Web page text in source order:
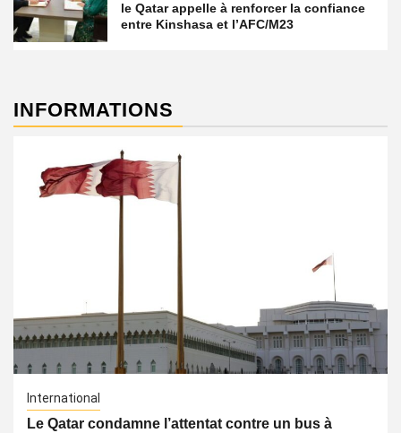
le Qatar appelle à renforcer la confiance
entre Kinshasa et l’AFC/M23
INFORMATIONS
International
Le Qatar condamne l’attentat contre un bus à